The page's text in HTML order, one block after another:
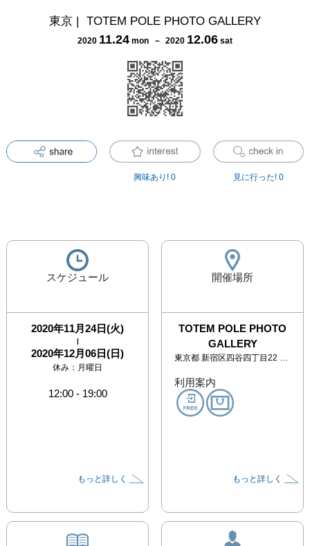
東京 | TOTEM POLE PHOTO GALLERY
2020 11.24 mon － 2020 12.06 sat
興味あり! 0 見に行った! 0
スケジュール
2020年11月24日(火)
|
2020年12月06日(日)
休み： 月曜日
12:00- 19:00
もっと詳しく
開催場所
TOTEM POLE PHOTO
GALLERY
東京都 新宿区四谷四丁目22 第二富士川ビル1F
利用案内
もっと詳しく